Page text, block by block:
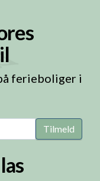
ferieboliger i
Tilmeld